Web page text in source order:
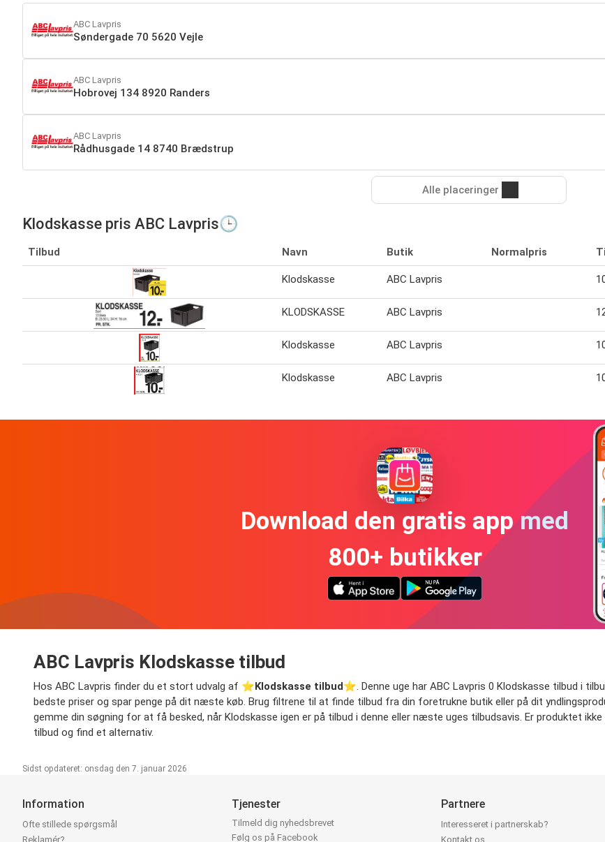
ABC Lavpris
Søndergade 70 5620 Vejle
ABC Lavpris
Hobrovej 134 8920 Randers
ABC Lavpris
Rådhusgade 14 8740 Brædstrup
Alle placeringer
Klodskasse pris ABC Lavpris🕒
Tilbud Navn Butik Normalpris
Klodskasse ABC Lavpris
KLODSKASSE ABC Lavpris
Klodskasse ABC Lavpris
Klodskasse ABC Lavpris
Download den gratis app med
800+ butikker
ABC Lavpris Klodskasse tilbud
Hos ABC Lavpris finder du et stort udvalg af ⭐️Klodskasse tilbud⭐️. Denne uge har ABC Lavpris 0 Klodskasse tilbud i
bedste priser og spar penge på dit næste køb. Brug filtrene til at finde tilbud fra din foretrukne butik eller på dit
gemme din søgning for at få besked, når Klodskasse igen er på tilbud i denne eller næste uges tilbudsavis. Er produktet
tilbud og find et alternativ.
Sidst opdateret: onsdag den 7. januar 2026
Information
Ofte stillede spørgsmål
Reklamér?
Tjenester
Tilmeld dig nyhedsbrevet
Følg os på Facebook
Partnere
Interesseret i partnerskab?
Kontakt os